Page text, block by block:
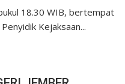
18.30 WIB, bertempat
Kejaksaan...